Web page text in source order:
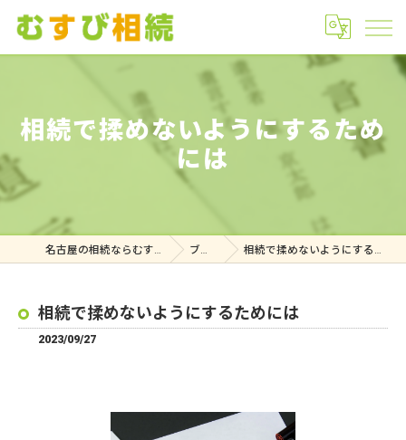
相続で揉めないようにするため
には
名古屋の相続ならむすび相続 ブログ 相続で揉めないようにするためには
相続で揉めないようにするためには
2023/09/27